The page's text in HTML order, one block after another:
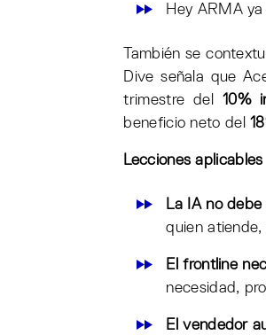
Hey ARMA
También se
Dive señala que
trimestre del 10%
beneficio neto del
Lecciones aplicables
La IA no
quien
El frontline
necesidad,
El vendedor